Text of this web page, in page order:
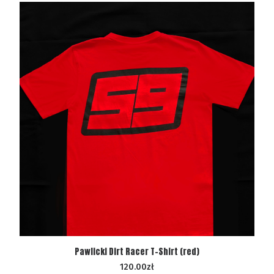
WYBIERZ OPCJE
Pawlicki Dirt Racer T-Shirt (red)
120.00zł